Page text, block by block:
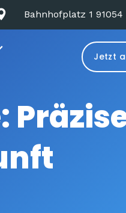
Bahnhofplatz 1
Jetzt